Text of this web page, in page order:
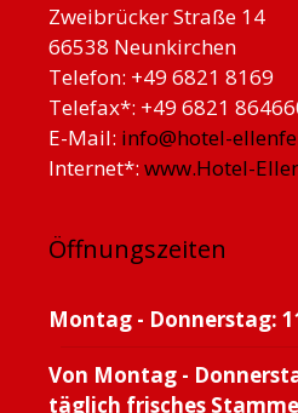
Zweibrücker Straße 14
66538 Neunkirchen
Telefon: +49 6821 8169
Telefax*: +49 6821
E-Mail: info@hotel-
Internet*: www.Hotel-
Öffnungszeiten
Montag - Donnerstag:
Von Montag -
täglich frisches